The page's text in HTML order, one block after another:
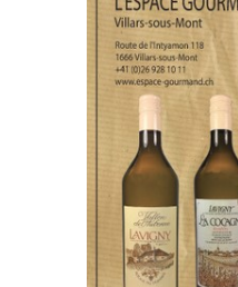
レセプション
Présentation
Infos pratiques▼
Médias▼
Login▼